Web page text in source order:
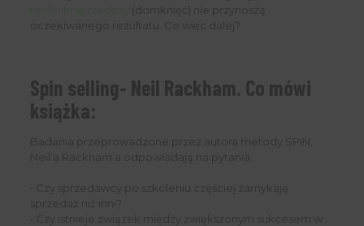
(domknięć) nie przynoszą
oczekiwanego rezultatu. Co więc dalej?
Spin selling- Neil Rackham. Co mówi
książka:
Badania przeprowadzone przez autora metody SPIN,
Neil’a Rackham’a odpowiadają na pytania:
• Czy sprzedawcy po szkoleniu częściej zamykają
sprzedaż niż inni?
• Czy istnieje związek między zwiększonym sukcesem w